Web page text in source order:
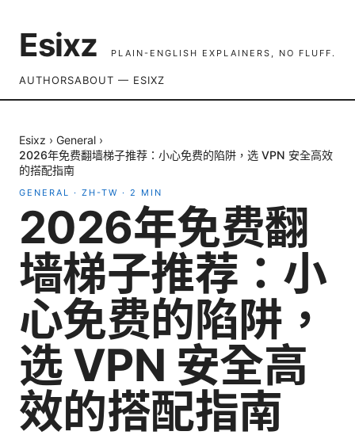
Esixz PLAIN-ENGLISH EXPLAINERS, NO FLUFF.
AUTHORSABOUT — ESIXZ
Esixz › General ›
2026年免费翻墙梯子推荐：小心免费的陷阱，选 VPN 安全高效
的搭配指南
GENERAL · ZH-TW · 2 MIN
2026年免费翻
墙梯子推荐：小
心免费的陷阱，
选 VPN 安全高
效的搭配指南